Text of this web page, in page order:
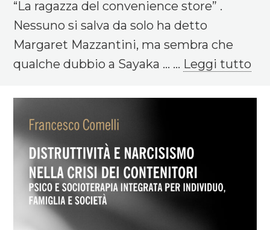
“La ragazza del convenience store” .
Nessuno si salva da solo ha detto
Margaret Mazzantini, ma sembra che
qualche dubbio a Sayaka ... ... Leggi tutto